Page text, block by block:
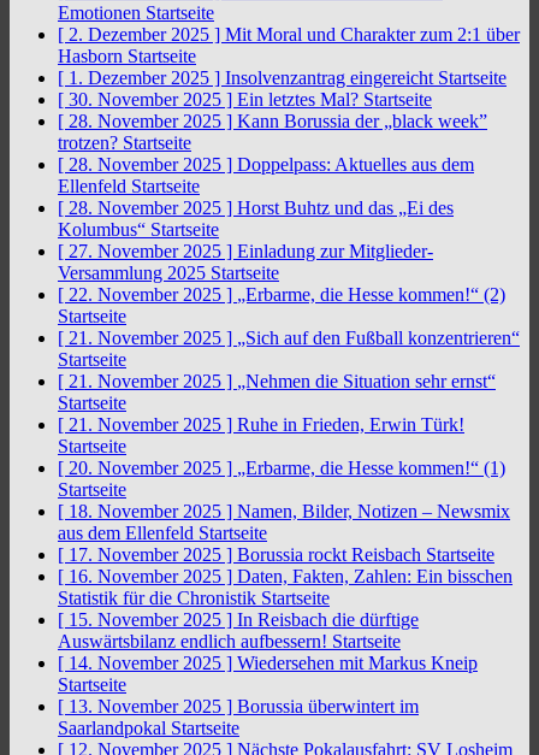
Emotionen Startseite
[ 2. Dezember 2025 ] Mit Moral und Charakter zum 2:1 über
Hasborn Startseite
[ 1. Dezember 2025 ] Insolvenzantrag eingereicht Startseite
[ 30. November 2025 ] Ein letztes Mal? Startseite
[ 28. November 2025 ] Kann Borussia der „black week”
trotzen? Startseite
[ 28. November 2025 ] Doppelpass: Aktuelles aus dem
Ellenfeld Startseite
[ 28. November 2025 ] Horst Buhtz und das „Ei des
Kolumbus“ Startseite
[ 27. November 2025 ] Einladung zur Mitglieder-
Versammlung 2025 Startseite
[ 22. November 2025 ] „Erbarme, die Hesse kommen!“ (2)
Startseite
[ 21. November 2025 ] „Sich auf den Fußball konzentrieren“
Startseite
[ 21. November 2025 ] „Nehmen die Situation sehr ernst“
Startseite
[ 21. November 2025 ] Ruhe in Frieden, Erwin Türk!
Startseite
[ 20. November 2025 ] „Erbarme, die Hesse kommen!“ (1)
Startseite
[ 18. November 2025 ] Namen, Bilder, Notizen – Newsmix
aus dem Ellenfeld Startseite
[ 17. November 2025 ] Borussia rockt Reisbach Startseite
[ 16. November 2025 ] Daten, Fakten, Zahlen: Ein bisschen
Statistik für die Chronistik Startseite
[ 15. November 2025 ] In Reisbach die dürftige
Auswärtsbilanz endlich aufbessern! Startseite
[ 14. November 2025 ] Wiedersehen mit Markus Kneip
Startseite
[ 13. November 2025 ] Borussia überwintert im
Saarlandpokal Startseite
[ 12. November 2025 ] Nächste Pokalausfahrt: SV Losheim